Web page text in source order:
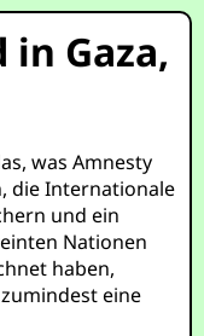
Gaza,
was Amnesty
die Internationale
und ein
Nationen
haben,
eine